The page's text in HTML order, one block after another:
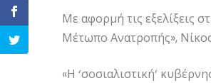
Με αφορμή τις εξελίξεις
Μέτωπο Ανατροπής»,
«Η ‘σοσιαλιστική’